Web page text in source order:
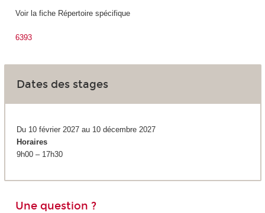
Voir la fiche Répertoire spécifique
6393
Dates des stages
Du 10 février 2027 au 10 décembre 2027
Horaires
9h00 – 17h30
Une question ?